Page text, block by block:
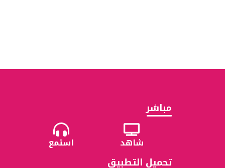
مباشر
شاهد استمع
تحميل التطبيق